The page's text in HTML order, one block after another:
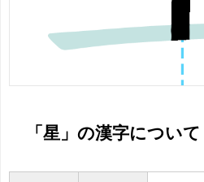
「星」の漢字について